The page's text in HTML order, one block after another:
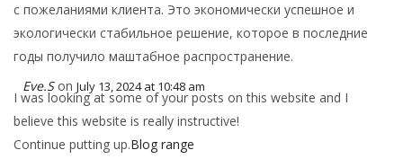
с пожеланиями клиента. Это экономически успешное и
экологически стабильное решение, которое в последние
годы получило маштабное распространение.
Eve.S on July 13, 2024 at 10:48 am
I was looking at some of your posts on this website and I
believe this website is really instructive!
Continue putting up.Blog range